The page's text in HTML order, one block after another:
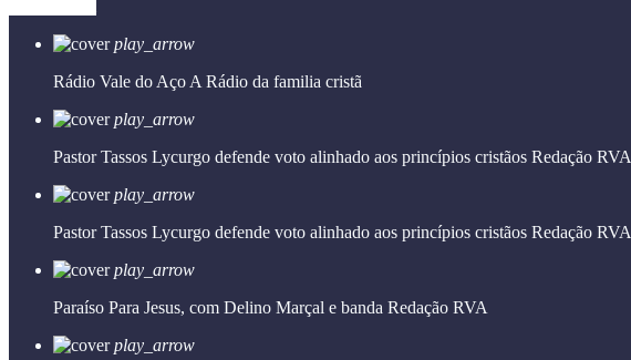
play_arrow
Rádio Vale do Aço A Rádio da familia cristã
play_arrow
Pastor Tassos Lycurgo defende voto alinhado aos princípios cristãos Redação RVA
play_arrow
Pastor Tassos Lycurgo defende voto alinhado aos princípios cristãos Redação RVA
play_arrow
Paraíso Para Jesus, com Delino Marçal e banda Redação RVA
play_arrow